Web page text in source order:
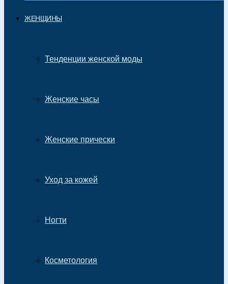
ЖЕНЩИНЫ
Тенденции женской моды
Женские часы
Женские прически
Уход за кожей
Ногти
Косметология